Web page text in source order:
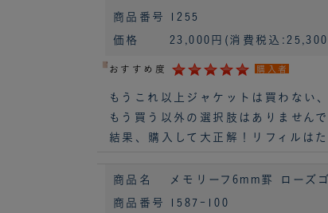
商品番号 1255
価格 23,000円 (消費税込
おすすめ度 購入者
もうこれ以上ジャケットは買わない
もう買う以外の選択肢はありませんで
結果、購入して大正解！リフィルは
商品名 メモリーフ6mm罫 ローズ
商品番号 1587-100